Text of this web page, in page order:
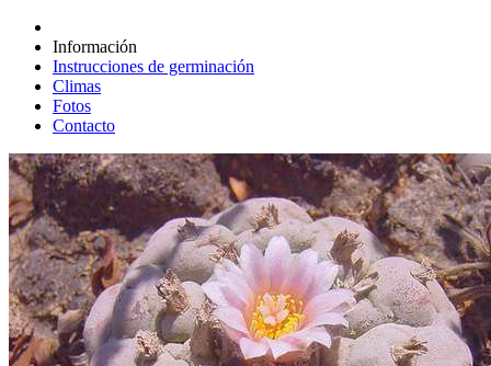
Información
Instrucciones de germinación
Climas
Fotos
Contacto